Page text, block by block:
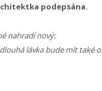
podepsána.
nahradí nový:
lávka bude mít také